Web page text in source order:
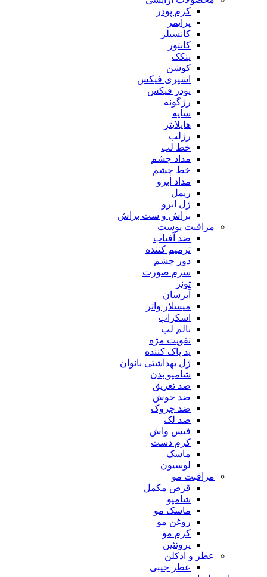
کرم پودر
پرایمر
کانسیلر
کانتور
پنکک
کوشن
اسپری فیکس
پودر فیکس
رژگونه
سایه
هایلایتر
رژلب
خط لب
مداد چشم
خط چشم
مداد ابرو
ریمل
ژل ابرو
براش و ست براش
مراقبت پوست
ضد آفتاب
ترمیم کننده
دور چشم
سرم صورت
تونر
آبرسان
میسلار واتر
اسکراب
بالم لب
تقویت مژه
پد پاک کننده
ژل بهداشتی بانوان
شامپو بدن
ضد تعریق
ضد جوش
ضد چروک
ضد لک
فیس واش
کرم دست
ماسک
لوسیون
مراقبت مو
قرص مکمل
شامپو
ماسک مو
روغن مو
کرم مو
پروتئین
عطر و ادکلن
عطر جیبی